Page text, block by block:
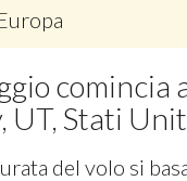
comincia
UT, Stati
del volo si